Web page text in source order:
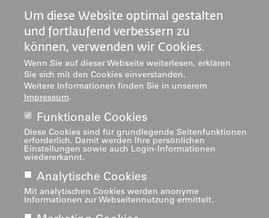
Mediatheken
Dienstleistung
Institute
Zentren
Über uns
Footer
navigation
Impressum
Um diese Website optimal gestalten
und fortlaufend verbessern zu
können, verwenden wir Cookies.
Wenn Sie auf dieser Webseite weiterlesen, erklären
Sie sich mit den Cookies einverstanden.
Weitere Informationen finden Sie in unserem
Impressum.
Funktionale Cookies
Diese Cookies sind für grundlegende Seitenfunktionen
erforderlich. Damit werden Ihre persönlichen
Einstellungen sowie auch Login-Informationen
wiedererkannt.
Analytische Cookies
Mit analytischen Cookies werden anonyme
Informationen zur Webseitennutzung ermittelt.